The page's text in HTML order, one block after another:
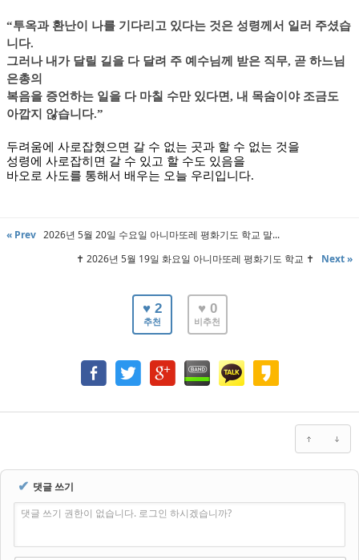
“투옥과 환난이 나를 기다리고 있다는 것은 성령께서 일러 주셨습
니다.
그러나 내가 달릴 길을 다 달려 주 예수님께 받은 직무, 곧 하느님
은총의
복음을 증언하는 일을 다 마칠 수만 있다면, 내 목숨이야 조금도
아깝지 않습니다.”
두려움에 사로잡혔으면 갈 수 없는 곳과 할 수 없는 것을
성령에 사로잡히면 갈 수 있고 할 수도 있음을
바오로 사도를 통해서 배우는 오늘 우리입니다.
« Prev 2026년 5월 20일 수요일 아니마또레 평화기도 학교 말...
✝️ 2026년 5월 19일 화요일 아니마또레 평화기도 학교 ✝️
Next »
♥ 2
추천
♥ 0
비추천
✔ 댓글 쓰기
댓글 쓰기 권한이 없습니다. 로그인 하시겠습니까?